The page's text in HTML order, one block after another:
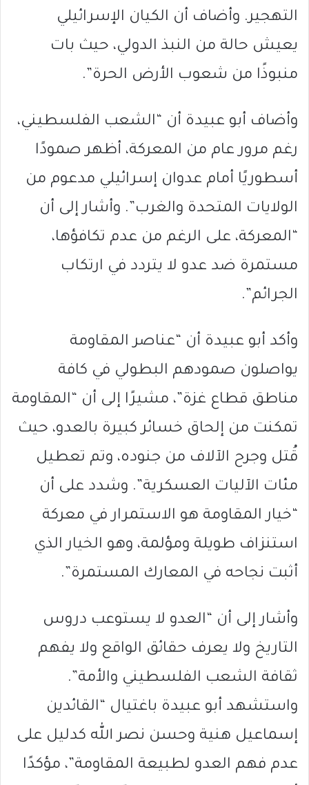
التهجير. وأضاف أن الكيان الإسرائيلي
يعيش حالة من النبذ الدولي، حيث بات
منبوذًا من شعوب الأرض الحرة”.
وأضاف أبو عبيدة أن “الشعب الفلسطيني،
رغم مرور عام من المعركة، أظهر صمودًا
أسطوريًا أمام عدوان إسرائيلي مدعوم من
الولايات المتحدة والغرب”. وأشار إلى أن
“المعركة، على الرغم من عدم تكافؤها،
مستمرة ضد عدو لا يتردد في ارتكاب
الجرائم”.
وأكد أبو عبيدة أن “عناصر المقاومة
يواصلون صمودهم البطولي في كافة
مناطق قطاع غزة”، مشيرًا إلى أن “المقاومة
تمكنت من إلحاق خسائر كبيرة بالعدو، حيث
قُتل وجرح الآلاف من جنوده، وتم تعطيل
مئات الآليات العسكرية”. وشدد على أن
“خيار المقاومة هو الاستمرار في معركة
استنزاف طويلة ومؤلمة، وهو الخيار الذي
أثبت نجاحه في المعارك المستمرة”.
وأشار إلى أن “العدو لا يستوعب دروس
التاريخ ولا يعرف حقائق الواقع ولا يفهم
ثقافة الشعب الفلسطيني والأمة”.
واستشهد أبو عبيدة باغتيال “القائدين
إسماعيل هنية وحسن نصر الله كدليل على
عدم فهم العدو لطبيعة المقاومة”، مؤكدًا